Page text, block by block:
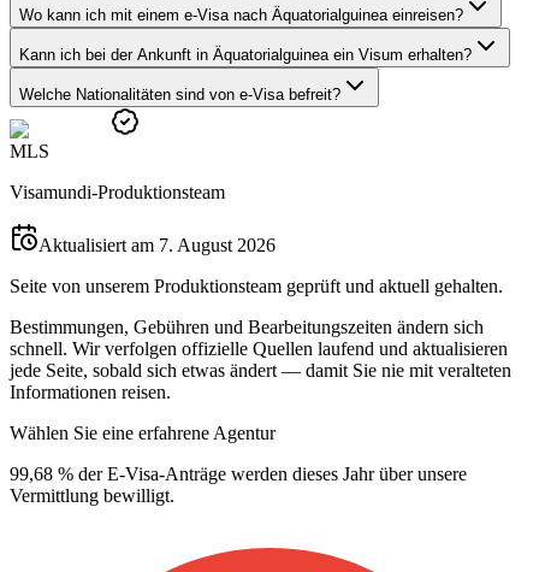
Wo kann ich mit einem e-Visa nach Äquatorialguinea einreisen?
Kann ich bei der Ankunft in Äquatorialguinea ein Visum erhalten?
Welche Nationalitäten sind von e-Visa befreit?
MLS
Visamundi-Produktionsteam
Aktualisiert am 7. August 2026
Seite von unserem Produktionsteam geprüft und aktuell gehalten.
Bestimmungen, Gebühren und Bearbeitungszeiten ändern sich
schnell. Wir verfolgen offizielle Quellen laufend und aktualisieren
jede Seite, sobald sich etwas ändert — damit Sie nie mit veralteten
Informationen reisen.
Wählen Sie eine erfahrene Agentur
99,68 % der E-Visa-Anträge werden dieses Jahr über unsere
Vermittlung bewilligt.